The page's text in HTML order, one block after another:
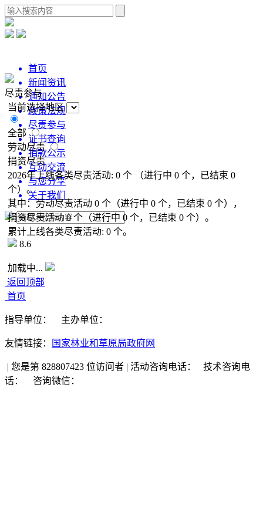
首页
新闻资讯
通知公告
政策法规
尽责参与
证书查询
捐款公示
互动交流
与您分享
关于我们
尽责参与
当前选择地区
全部
劳动尽责
捐资尽责
2026年上线各类尽责活动:0 个 （进行中0 个，已结束0
个）。
其中： 劳动尽责活动0 个 （进行中0 个，已结束0 个），
捐资尽责活动0个 （进行中0 个，已结束0 个）。
累计上线各类尽责活动:0 个。
8.6
加载中...
返回顶部
首页
指导单位： 主办单位：
友情链接： 国家林业和草原局政府网
| 您是第 828807423 位访问者 | 活动咨询电话：
技术咨询电
话：
咨询微信：